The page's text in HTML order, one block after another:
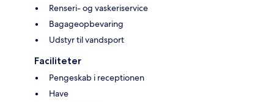
Renseri- og vaskeriservice
Bagageopbevaring
Udstyr til vandsport
Faciliteter
Pengeskab i receptionen
Have